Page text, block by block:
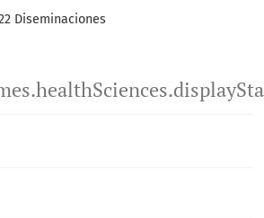
Diseminaciones